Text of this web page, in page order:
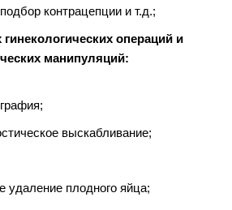
контрацепции и т.д.;
операций и
манипуляций:
выскабливание;
удаление плодного яйца;